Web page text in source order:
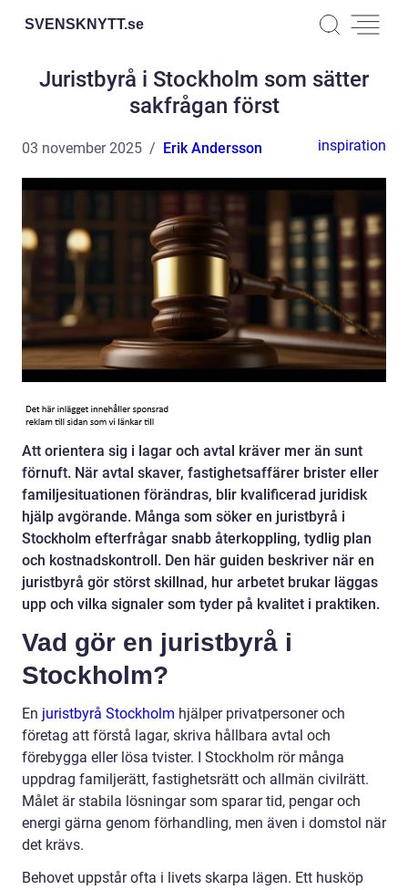
SVENSKNYTT.se
Juristbyrå i Stockholm som sätter
sakfrågan först
03 november 2025 Erik Andersson inspiration
Att orientera sig i lagar och avtal kräver mer än sunt
förnuft. När avtal skaver, fastighetsaffärer brister eller
familjesituationen förändras, blir kvalificerad juridisk
hjälp avgörande. Många som söker en juristbyrå i
Stockholm efterfrågar snabb återkoppling, tydlig plan
och kostnadskontroll. Den här guiden beskriver när en
juristbyrå gör störst skillnad, hur arbetet brukar läggas
upp och vilka signaler som tyder på kvalitet i praktiken.
Vad gör en juristbyrå i
Stockholm?
En juristbyrå Stockholm hjälper privatpersoner och
företag att förstå lagar, skriva hållbara avtal och
förebygga eller lösa tvister. I Stockholm rör många
uppdrag familjerätt, fastighetsrätt och allmän civilrätt.
Målet är stabila lösningar som sparar tid, pengar och
energi gärna genom förhandling, men även i domstol när
det krävs.
Behovet uppstår ofta i livets skarpa lägen. Ett husköp